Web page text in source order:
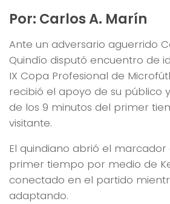
Por: Carlos A. Marín
Ante un adversario aguerrido
Quindío disputó encuentro de
IX Copa Profesional de
recibió el apoyo de su público
de los 9 minutos del primer
visitante.
El quindiano abrió el
primer tiempo por medio de
conectado en el partido
adaptando.